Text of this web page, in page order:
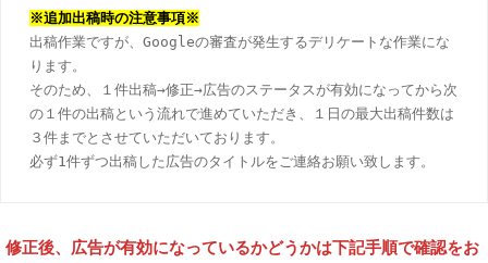
※追加出稿時の注意事項※
出稿作業ですが、Googleの審査が発生するデリケートな作業にな
ります。
そのため、１件出稿→修正→広告のステータスが有効になってから次
の１件の出稿という流れで進めていただき、１日の最大出稿件数は
３件までとさせていただいております。
必ず1件ずつ出稿した広告のタイトルをご連絡お願い致します。
修正後、広告が有効になっているかどうかは下記手順で確認をお